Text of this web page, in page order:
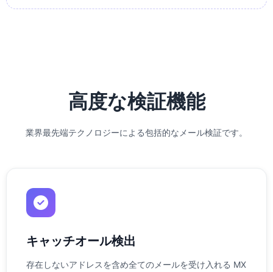
高度な検証機能
業界最先端テクノロジーによる包括的なメール検証です。
キャッチオール検出
存在しないアドレスを含め全てのメールを受け入れる MX